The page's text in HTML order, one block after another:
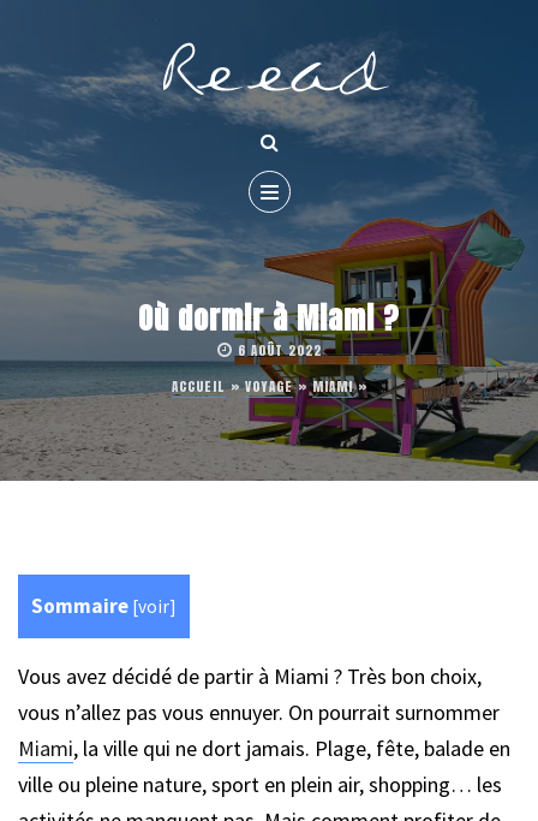
Où dormir à Miami ?
6 AOÛT 2022
ACCUEIL»VOYAGE»MIAMI»
Sommaire [voir]
Vous avez décidé de partir à Miami ? Très bon choix,
vous n’allez pas vous ennuyer. On pourrait surnommer
Miami, la ville qui ne dort jamais. Plage, fête, balade en
ville ou pleine nature, sport en plein air, shopping… les